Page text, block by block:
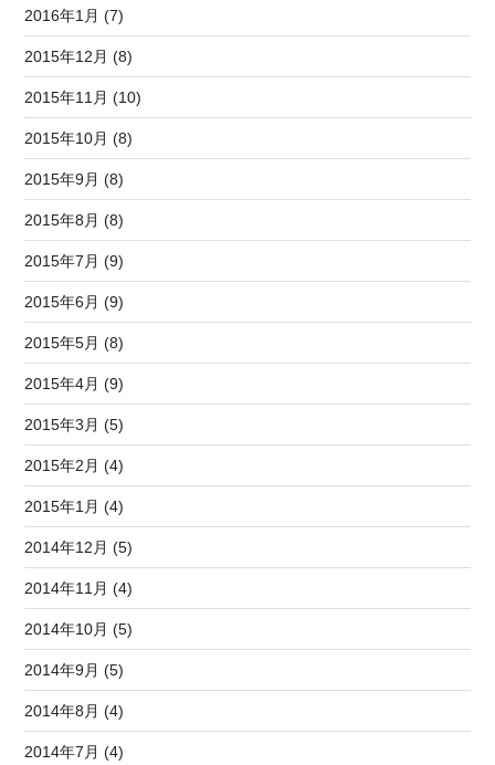
2016年1月 (7)
2015年12月 (8)
2015年11月 (10)
2015年10月 (8)
2015年9月 (8)
2015年8月 (8)
2015年7月 (9)
2015年6月 (9)
2015年5月 (8)
2015年4月 (9)
2015年3月 (5)
2015年2月 (4)
2015年1月 (4)
2014年12月 (5)
2014年11月 (4)
2014年10月 (5)
2014年9月 (5)
2014年8月 (4)
2014年7月 (4)